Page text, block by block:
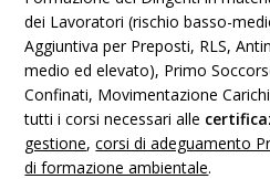
dei Lavoratori (rischio basso-
Aggiuntiva per Preposti, RLS,
medio ed elevato), Primo
Confinati, Movimentazione
tutti i corsi necessari alle
gestione,corsi di adeguamento
di formazione ambientale.